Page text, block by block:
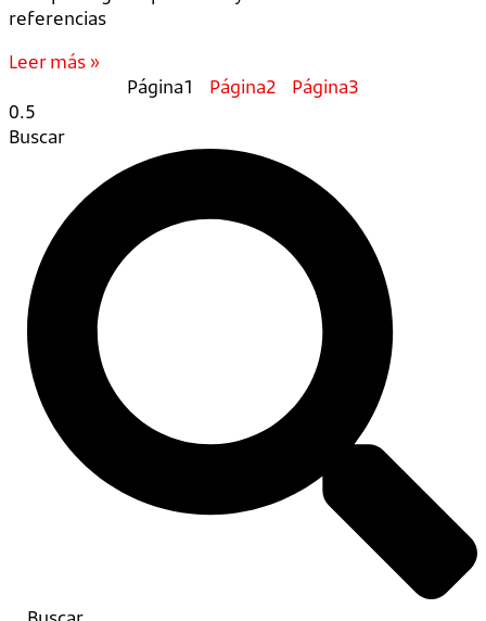
referencias
Leer más »
Página1 Página2 Página3
Buscar